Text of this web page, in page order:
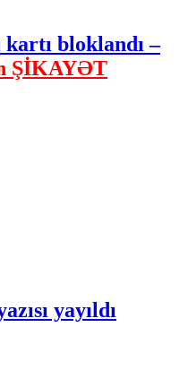
bloklandı –
ŞİKAYƏT
yayıldı